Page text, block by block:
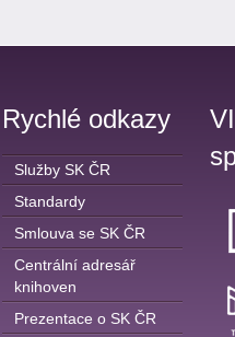
Rychlé odkazy
Služby SK ČR
Standardy
Smlouva se SK ČR
Centrální adresář
knihoven
Prezentace o SK ČR